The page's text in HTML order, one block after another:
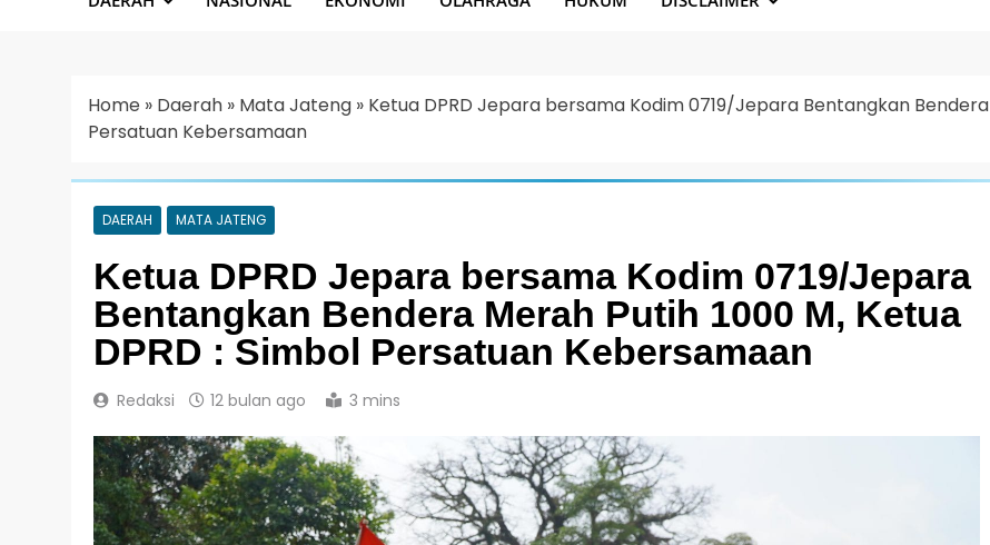
Home » Daerah » Mata Jateng » Ketua DPRD Jepara bersama Kodim 0719/Jepara Bentangkan Bendera
Persatuan Kebersamaan
DAERAH MATA JATENG
Ketua DPRD Jepara bersama Kodim 0719/Jepara
Bentangkan Bendera Merah Putih 1000 M, Ketua
DPRD : Simbol Persatuan Kebersamaan
Redaksi 12 bulan ago 3 mins